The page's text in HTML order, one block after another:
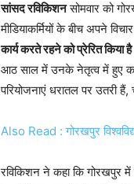
सांसद रविकिशनसोमवार को
मीडियाकर्मियों के बीच अपने
कार्य करते रहने को प्रेरित किया
आठ साल में उनके नेतृत्व में हुए
परियोजनाएं धरातल पर उतरी
Also Read : गोरखपुर
रविकिशन ने कहा कि गोरखपुर